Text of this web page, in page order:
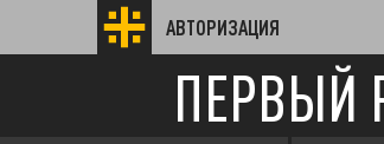
АВТОРИЗАЦИЯ
ПЕРВЫЙ